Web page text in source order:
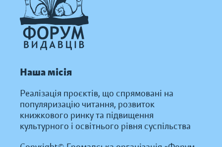
Наша місія
Реалізація проєктів, що спрямовані на
популяризацію читання, розвиток
книжкового ринку та підвищення
культурного і освітнього рівня суспільства